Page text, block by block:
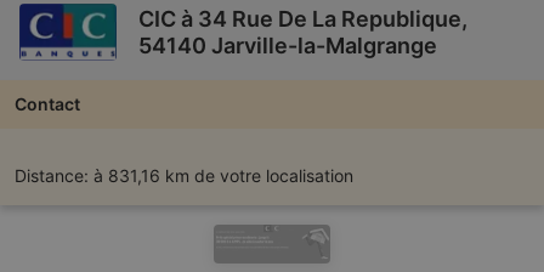
CIC à 34 Rue De La Republique,
54140 Jarville-la-Malgrange
Contact
Distance: à 831,16 km de votre localisation